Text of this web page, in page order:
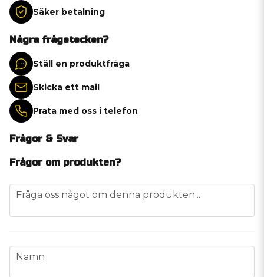
Säker betalning
Några frågetecken?
Ställ en produktfråga
Skicka ett mail
Prata med oss i telefon
Frågor & Svar
Frågor om produkten?
question
Fråga oss något om denna produkten...
name
Namn